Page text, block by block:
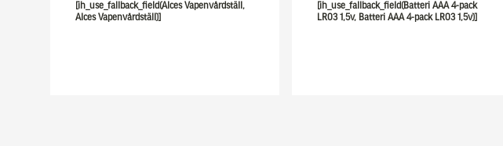
[ih_use_fallback_field(Alces Vapenvårdställ,
Alces Vapenvårdställ)]
[ih_use_fallback_field(Batteri AAA 4-pack
LR03 1,5v, Batteri AAA 4-pack LR03 1,5v)]